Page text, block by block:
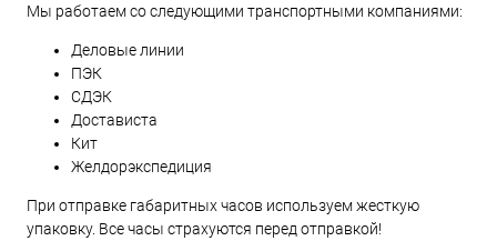
Мы работаем со следующими транспортными компаниями:
Деловые линии
ПЭК
СДЭК
Достависта
Кит
Желдорэкспедиция
При отправке габаритных часов используем жесткую
упаковку. Все часы страхуются перед отправкой!